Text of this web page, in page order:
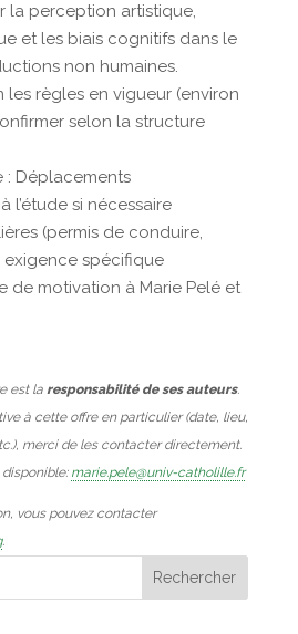
la perception artistique,
et les biais cognitifs dans le
non humaines.
les règles en vigueur (environ
selon la structure
: Déplacements
l’étude si nécessaire
(permis de conduire,
exigence spécifique
de motivation à Marie Pelé et
est la responsabilité de ses auteurs.
à cette offre en particulier (date, lieu,
merci de les contacter directement.
marie.pele@univ-catholille.fr
vous pouvez contacter
.